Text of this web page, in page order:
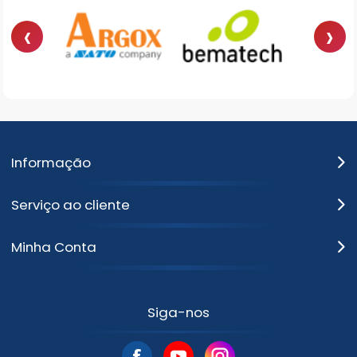
‹ ›
Informação
Serviço ao cliente
Minha Conta
Siga-nos